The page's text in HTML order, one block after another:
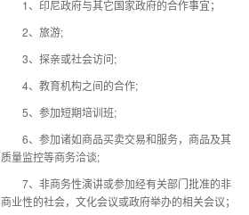
1、印尼政府与其它国家政府的合作事宜；
2、旅游;
3、探亲或社会访问;
4、教育机构之间的合作;
5、参加短期培训班;
6、参加诸如商品买卖交易和服务，商品及其
质量监控等商务洽谈;
7、非商务性演讲或参加经有关部门批准的非
商业性的社会，文化会议或政府举办的相关会议；